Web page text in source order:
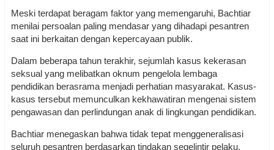
Meski terdapat beragam faktor yang memengaruhi, Bachtiar
menilai persoalan paling mendasar yang dihadapi pesantren
saat ini berkaitan dengan kepercayaan publik.
Dalam beberapa tahun terakhir, sejumlah kasus kekerasan
seksual yang melibatkan oknum pengelola lembaga
pendidikan berasrama menjadi perhatian masyarakat. Kasus-
kasus tersebut memunculkan kekhawatiran mengenai sistem
pengawasan dan perlindungan anak di lingkungan pendidikan.
Bachtiar menegaskan bahwa tidak tepat menggeneralisasi
seluruh pesantren berdasarkan tindakan segelintir pelaku.